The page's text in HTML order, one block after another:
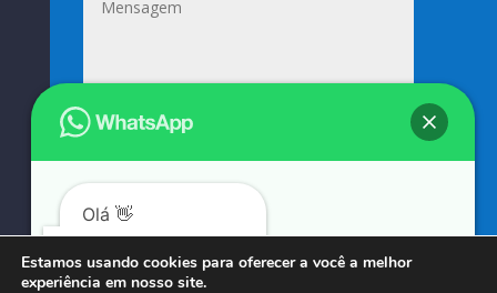
8 + 12=
Estamos usando cookies para oferecer a você a melhor
experiência em nosso site.
Olá 👋
Podemos ajudá-lo?